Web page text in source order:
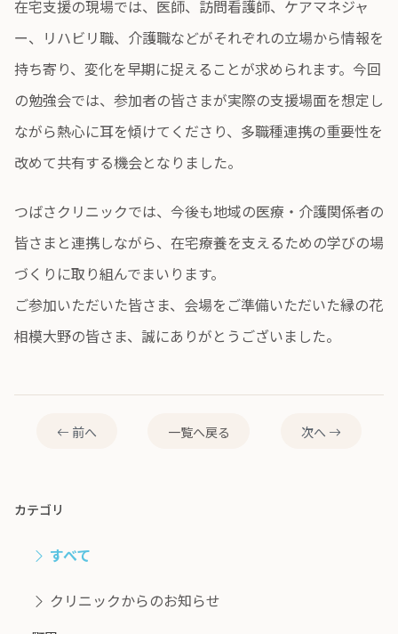
在宅支援の現場では、医師、訪問看護師、ケアマネジャ
ー、リハビリ職、介護職などがそれぞれの立場から情報を
持ち寄り、変化を早期に捉えることが求められます。今回
の勉強会では、参加者の皆さまが実際の支援場面を想定し
ながら熱心に耳を傾けてくださり、多職種連携の重要性を
改めて共有する機会となりました。
つばさクリニックでは、今後も地域の医療・介護関係者の
皆さまと連携しながら、在宅療養を支えるための学びの場
づくりに取り組んでまいります。
ご参加いただいた皆さま、会場をご準備いただいた縁の花
相模大野の皆さま、誠にありがとうございました。
前へ 一覧へ戻る 次へ
カテゴリ
すべて
クリニックからのお知らせ